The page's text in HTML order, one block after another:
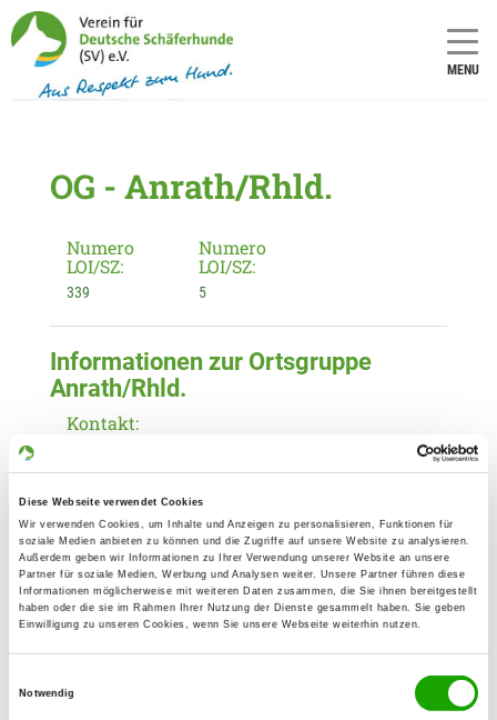
Diese Webseite verwendet Cookies
Wir verwenden Cookies, um Inhalte und Anzeigen zu personalisieren, Funktionen für
soziale Medien anbieten zu können und die Zugriffe auf unsere Website zu analysieren.
Außerdem geben wir Informationen zu Ihrer Verwendung unserer Website an unsere
Partner für soziale Medien, Werbung und Analysen weiter. Unsere Partner führen diese
Informationen möglicherweise mit weiteren Daten zusammen, die Sie ihnen bereitgestellt
haben oder die sie im Rahmen Ihrer Nutzung der Dienste gesammelt haben. Sie geben
Einwilligung zu unseren Cookies, wenn Sie unsere Webseite weiterhin nutzen.
Notwendig
MENU
OG - Anrath/Rhld.
Numero
LOI/SZ:
339
Numero
LOI/SZ:
5
Informationen zur Ortsgruppe
Anrath/Rhld.
Kontakt:
Am Hüevel 28
47877 Willich
Übungsplatz:
Flöthweg
47877 Anrath
E-Mail:
peter@sv-og-anrath.de
Angebot: